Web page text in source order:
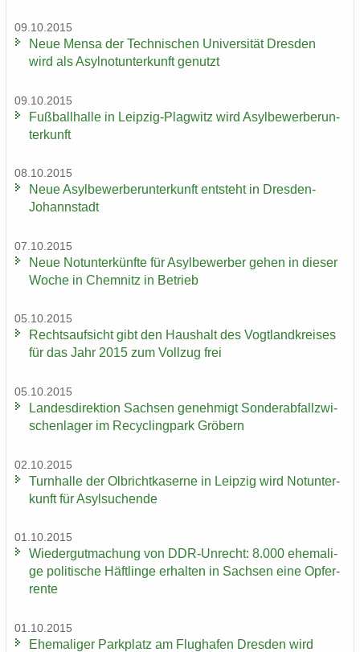
09.10.2015
Neue Mensa der Tech­ni­schen Uni­ver­si­tät Dres­den
wird als Asyl­not­un­ter­kunft ge­nutzt
09.10.2015
Fuß­ball­hal­le in Leipzig-​Plagwitz wird Asyl­be­wer­ber­un­
ter­kunft
08.10.2015
Neue Asyl­be­wer­ber­un­ter­kunft ent­steht in Dresden-​
Johannstadt
07.10.2015
Neue Not­un­ter­künf­te für Asyl­be­wer­ber gehen in die­ser
Woche in Chem­nitz in Be­trieb
05.10.2015
Rechts­auf­sicht gibt den Haus­halt des Vogt­land­krei­ses
für das Jahr 2015 zum Voll­zug frei
05.10.2015
Lan­des­di­rek­ti­on Sach­sen ge­neh­migt Son­der­ab­fall­zwi­
schen­la­ger im Re­cy­cling­park Grö­bern
02.10.2015
Turn­hal­le der Ol­bricht­ka­ser­ne in Leip­zig wird Not­un­ter­
kunft für Asyl­su­chen­de
01.10.2015
Wie­der­gut­ma­chung von DDR-​Unrecht: 8.000 ehe­ma­li­
ge po­li­ti­sche Häft­lin­ge er­hal­ten in Sach­sen eine Op­fer­
ren­te
01.10.2015
Ehe­ma­li­ger Park­platz am Flug­ha­fen Dres­den wird